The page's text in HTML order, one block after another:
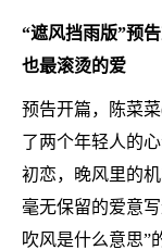
“遮风挡雨版”预
也最滚烫的爱
预告开篇，陈菜
了两个年轻人的
初恋，晚风里的
毫无保留的爱意
吹风是什么意思”